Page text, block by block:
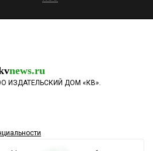
news.ru
ИЗДАТЕЛЬСКИЙ ДОМ «КВ».